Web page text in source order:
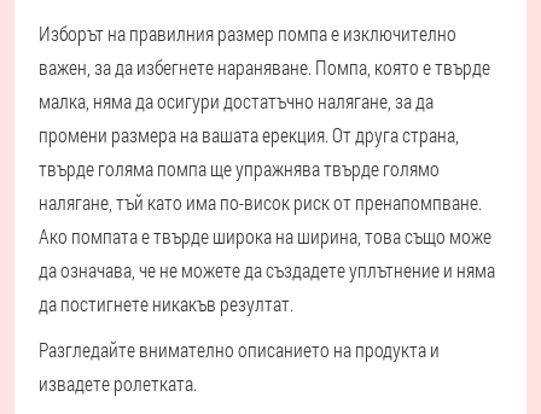
Изборът на правилния размер помпа е изключително
важен, за да избегнете нараняване. Помпа, която е твърде
малка, няма да осигури достатъчно налягане, за да
промени размера на вашата ерекция. От друга страна,
твърде голяма помпа ще упражнява твърде голямо
налягане, тъй като има по-висок риск от пренапомпване.
Ако помпата е твърде широка на ширина, това също може
да означава, че не можете да създадете уплътнение и няма
да постигнете никакъв резултат.
Разгледайте внимателно описанието на продукта и
извадете ролетката.